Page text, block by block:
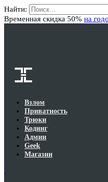
Найти:
Временная скидка 50% на
Взлом
Приватность
Трюки
Кодинг
Админ
Geek
Магазин